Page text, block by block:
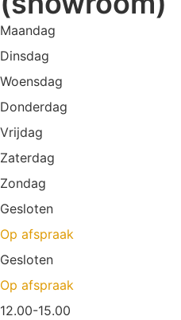
Maandag
Dinsdag
Woensdag
Donderdag
Vrijdag
Zaterdag
Zondag
Gesloten
Op afspraak
Gesloten
Op afspraak
12.00-15.00